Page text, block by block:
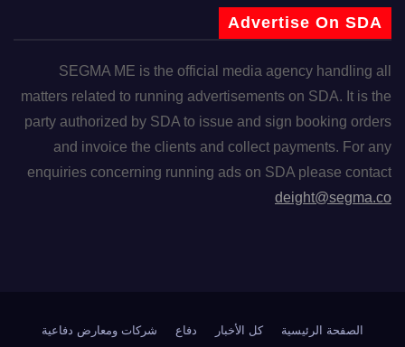
Advertise On SDA
SEGMA ME is the official media agency handling all
matters related to running advertisements on SDA. It is the
party authorized by SDA to issue and sign booking orders
and invoice the clients and collect payments. For any
enquiries concerning running ads on SDA please contact
deight@segma.co
الصفحة الرئيسية كل الأخبار دفاع شركات ومعارض دفاعية